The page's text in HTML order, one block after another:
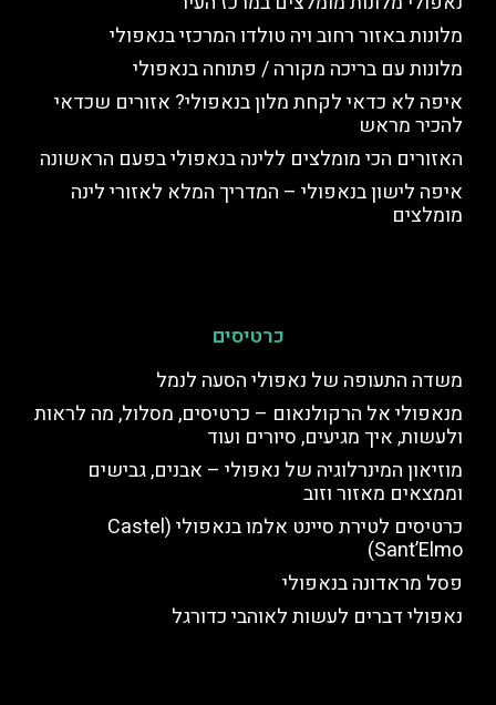
מלונות באזור רחוב ויה טולדו המרכזי בנאפולי
מלונות עם בריכה מקורה / פתוחה בנאפולי
איפה לא כדאי לקחת מלון בנאפולי? אזורים שכדאי
להכיר מראש
האזורים הכי מומלצים ללינה בנאפולי בפעם הראשונה
איפה לישון בנאפולי – המדריך המלא לאזורי לינה
מומלצים
כרטיסים
משדה התעופה של נאפולי הסעה לנמל
מנאפולי אל הרקולנאום – כרטיסים, מסלול, מה לראות
ולעשות, איך מגיעים, סיורים ועוד
מוזיאון המינרלוגיה של נאפולי – אבנים, גבישים
וממצאים מאזור וזוב
כרטיסים לטירת סיינט אלמו בנאפולי (Castel
Sant’Elmo)
פסל מראדונה בנאפולי
נאפולי דברים לעשות לאוהבי כדורגל